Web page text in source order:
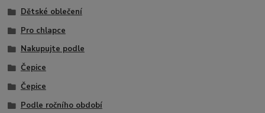
Dětské oblečení
Pro chlapce
Nakupujte podle
Čepice
Čepice
Podle ročního období